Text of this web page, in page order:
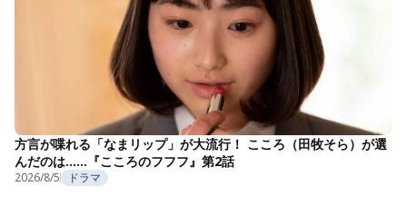
方言が喋れる「なまリップ」が大流行！ こころ（田牧そら）が選
んだのは……『こころのフフフ』第2話
2026/8/5 ドラマ